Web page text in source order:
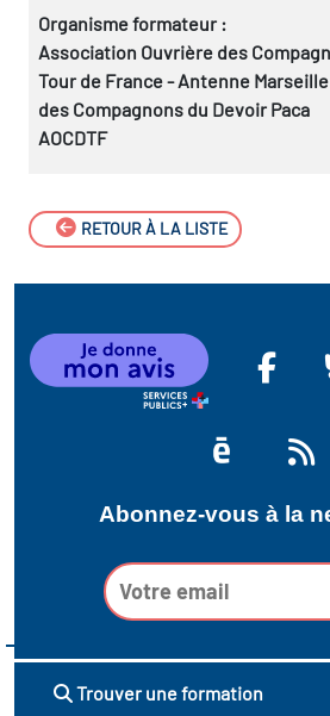
Organisme formateur :
Association Ouvrière des
Tour de France - Antenne
des Compagnons du Devoir Paca
AOCDTF
RETOUR À LA LISTE
Abonnez-vous à la
Trouver une formation